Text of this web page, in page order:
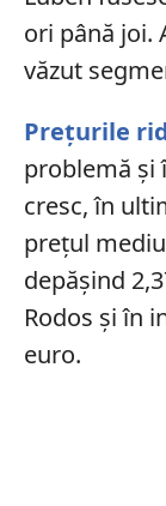
ori până joi.
văzut
Prețurile
problemă și
cresc, în
prețul
depășind
Rodos și în
euro.